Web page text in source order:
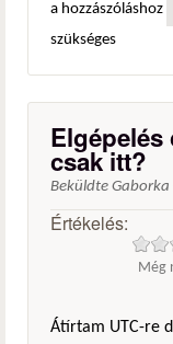
a hozzászóláshoz
szükséges
Elgépelés
csak itt?
Beküldte Gaborka
Értékelés:
Még
Átírtam UTC-re